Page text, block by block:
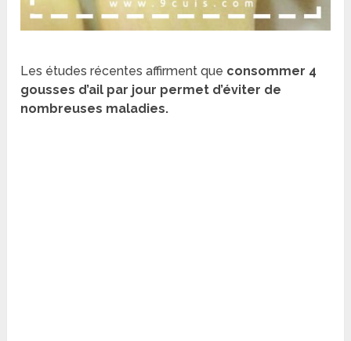
Les études récentes affirment que consommer 4
gousses d’ail par jour permet d’éviter de
nombreuses maladies.